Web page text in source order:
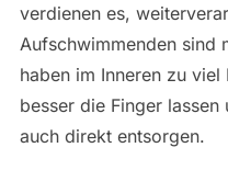
verdienen es,
Aufschwimmenden sind
haben im Inneren zu
besser die Finger
auch direkt entsorgen.